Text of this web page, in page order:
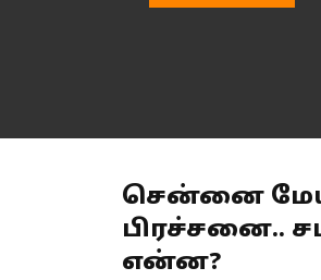
சென்னை
பிரச்சனை..
என்ன?